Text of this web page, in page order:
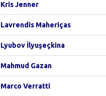
Kris Jenner
Lavrendis Maheriças
Lyubov İlyuşeçkina
Mahmud Gazan
Marco Verratti